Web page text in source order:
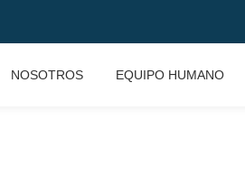
NOSOTROS EQUIPO HUMANO